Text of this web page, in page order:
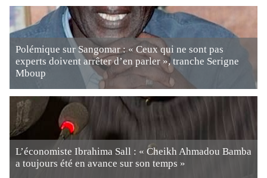
Polémique sur Sangomar : « Ceux qui ne sont pas
experts doivent arrêter d’en parler », tranche Serigne
Mboup
L’économiste Ibrahima Sall : « Cheikh Ahmadou Bamba
a toujours été en avance sur son temps »